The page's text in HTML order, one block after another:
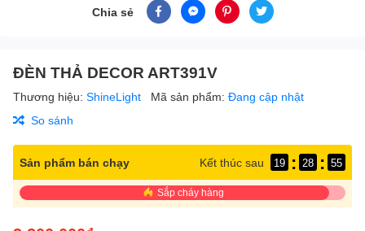
Chia sẻ
ĐÈN THẢ DECOR ART391V
Thương hiệu: ShineLight Mã sản phẩm: Đang cập nhật
So sánh
Sản phẩm bán chạy Kết thúc sau 19 : 28 : 55
Sắp cháy hàng